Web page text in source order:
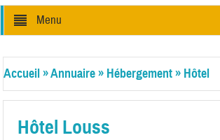
Menu
Accueil»Annuaire» Hébergement» Hôtel
Hôtel Louss